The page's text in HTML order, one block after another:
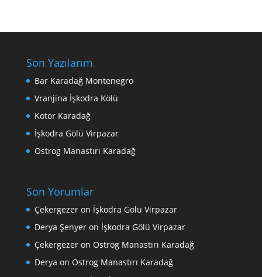
Son Yazılarım
Bar Karadağ Montenegro
Vranjina İşkodra Kölü
Kotor Karadağ
İşkodra Gölü Virpazar
Ostrog Manastırı Karadağ
Son Yorumlar
Çekergezeron İşkodra Gölü Virpazar
Derya Şenyeron İşkodra Gölü Virpazar
Çekergezeron Ostrog Manastırı Karadağ
Derya on Ostrog Manastırı Karadağ